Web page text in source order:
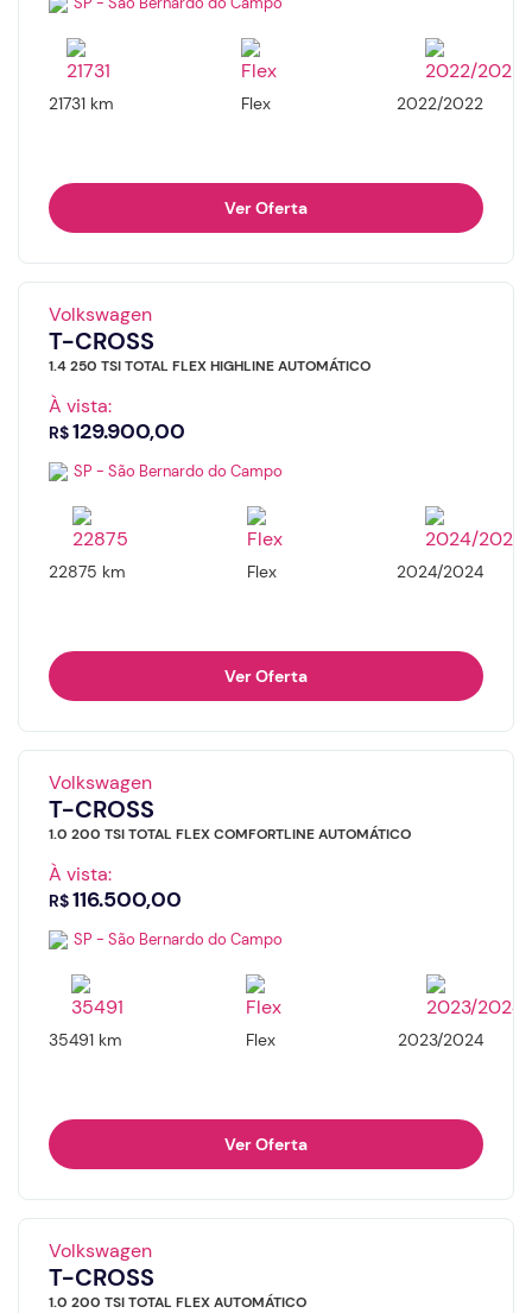
21731 km Flex 2022/2022
Ver Oferta
Volkswagen
T-CROSS
1.4 250 TSI TOTAL FLEX HIGHLINE AUTOMÁTICO
À vista:
R$129.900,00
SP - São Bernardo do Campo
22875 km Flex 2024/2024
Ver Oferta
Volkswagen
T-CROSS
1.0 200 TSI TOTAL FLEX COMFORTLINE AUTOMÁTICO
À vista:
R$116.500,00
SP - São Bernardo do Campo
35491 km Flex 2023/2024
Ver Oferta
Volkswagen
T-CROSS
1.0 200 TSI TOTAL FLEX AUTOMÁTICO